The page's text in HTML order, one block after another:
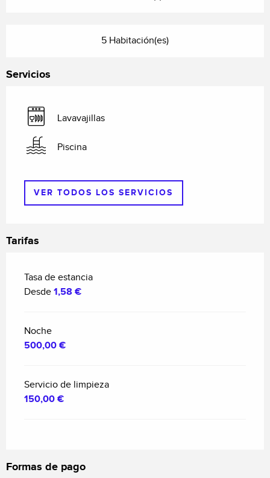
5 Habitación(es)
Servicios
Lavavajillas
Piscina
VER TODOS LOS SERVICIOS
Tarifas
Tasa de estancia
Desde 1,58 €
Noche
500,00 €
Servicio de limpieza
150,00 €
Formas de pago